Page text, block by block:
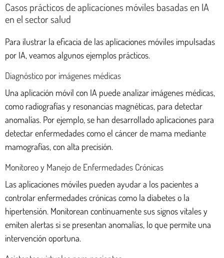
Casos prácticos de aplicaciones móviles basadas en IA
en el sector salud
Para ilustrar la eficacia de las aplicaciones móviles impulsadas
por IA, veamos algunos ejemplos prácticos.
Diagnóstico por imágenes médicas
Una aplicación móvil con IA puede analizar imágenes médicas,
como radiografías y resonancias magnéticas, para detectar
anomalías. Por ejemplo, se han desarrollado aplicaciones para
detectar enfermedades como el cáncer de mama mediante
mamografías, con alta precisión.
Monitoreo y Manejo de Enfermedades Crónicas
Las aplicaciones móviles pueden ayudar a los pacientes a
controlar enfermedades crónicas como la diabetes o la
hipertensión. Monitorean continuamente sus signos vitales y
emiten alertas si se presentan anomalías, lo que permite una
intervención oportuna.